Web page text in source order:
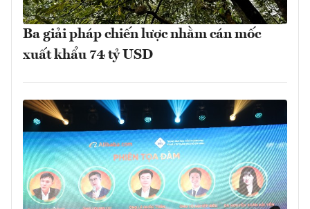
Ba giải pháp chiến lược nhằm cán mốc
xuất khẩu 74 tỷ USD